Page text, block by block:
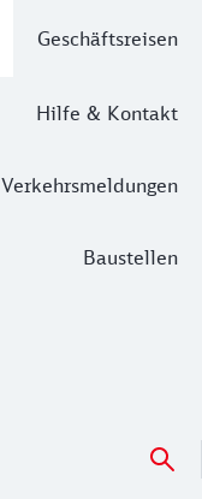
Geschäftsreisen
Hilfe & Kontakt
Verkehrsmeldungen
Baustellen